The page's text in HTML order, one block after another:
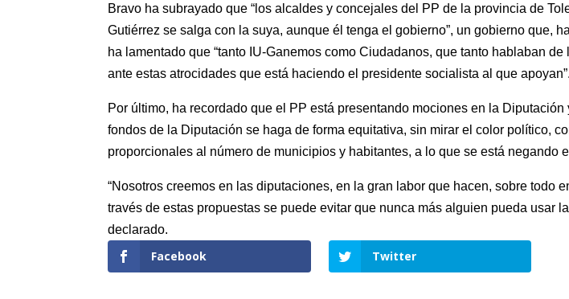
Bravo ha subrayado que “los alcaldes y concejales del PP de la provincia de
Gutiérrez se salga con la suya, aunque él tenga el gobierno”, un gobierno que,
ha lamentado que “tanto IU-Ganemos como Ciudadanos, que tanto hablaban
ante estas atrocidades que está haciendo el presidente socialista al que apoyan”.
Por último, ha recordado que el PP está presentando mociones en la
fondos de la Diputación se haga de forma equitativa, sin mirar el color político,
proporcionales al número de municipios y habitantes, a lo que se está negando
“Nosotros creemos en las diputaciones, en la gran labor que hacen, sobre todo
través de estas propuestas se puede evitar que nunca más alguien pueda usar
declarado.
Facebook Twitter